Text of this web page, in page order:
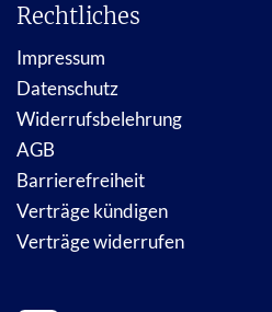
Rechtliches
Impressum
Datenschutz
Widerrufsbelehrung
AGB
Barrierefreiheit
Verträge kündigen
Verträge widerrufen